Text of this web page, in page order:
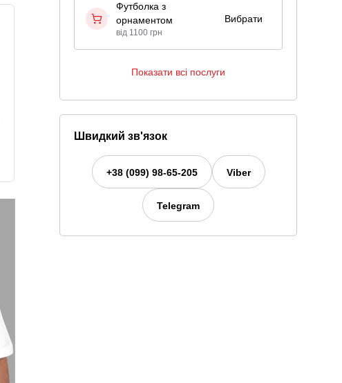
Футболка з
орнаментом
від 1100 грн
Вибрати
Показати всі послуги
Швидкий зв'язок
+38 (099) 98-65-205 Viber
Telegram